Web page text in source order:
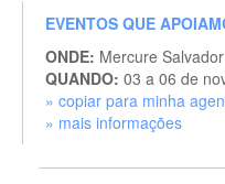
EVENTOS QUE
ONDE: Mercure
QUANDO: 03 a 06 de
» copiar para minha
» mais informações